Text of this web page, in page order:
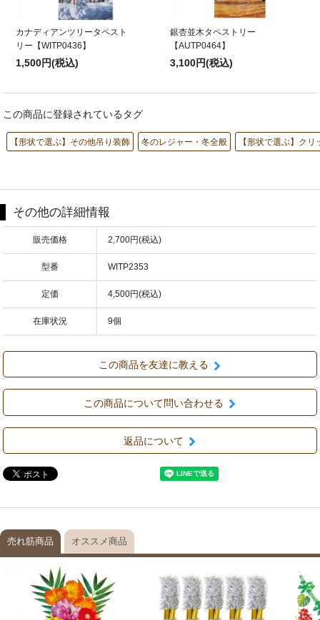
カナディアンツリータペスト
リー【WITP0436】
1,500円(税込)
銀杏並木タペストリー
【AUTP0464】
3,100円(税込)
この商品に登録されているタグ
【形状で選ぶ】その他吊り装飾 冬のレジャー・冬全般 【形状で選ぶ】ク
その他の詳細情報
販売価格 2,700円(税込)
型番 WITP2353
定価 4,500円(税込)
在庫状況 9個
この商品を友達に教える
この商品について問い合わせる
返品について
売れ筋商品 オススメ商品